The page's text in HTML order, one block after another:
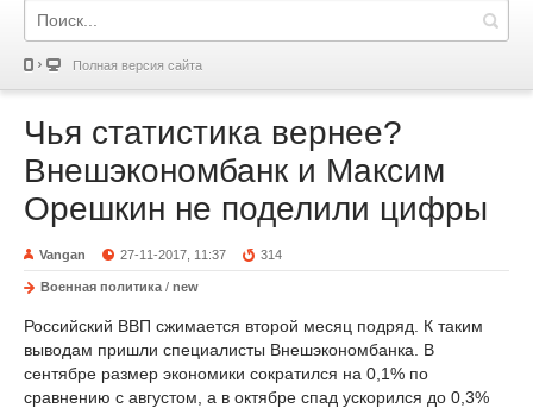
Полная версия сайта
Чья статистика вернее?
Внешэкономбанк и Максим
Орешкин не поделили цифры
Vangan 27-11-2017, 11:37 314
Военная политика / new
Российский ВВП сжимается второй месяц подряд. К таким
выводам пришли специалисты Внешэкономбанка. В
сентябре размер экономики сократился на 0,1% по
сравнению с августом, а в октябре спад ускорился до 0,3%